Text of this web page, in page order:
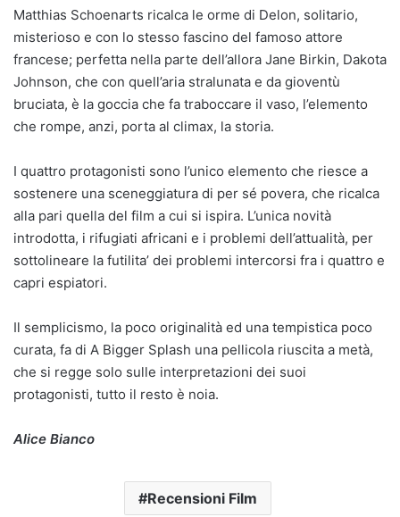
Matthias Schoenarts ricalca le orme di Delon, solitario,
misterioso e con lo stesso fascino del famoso attore
francese; perfetta nella parte dell’allora Jane Birkin, Dakota
Johnson, che con quell’aria stralunata e da gioventù
bruciata, è la goccia che fa traboccare il vaso, l’elemento
che rompe, anzi, porta al climax, la storia.
I quattro protagonisti sono l’unico elemento che riesce a
sostenere una sceneggiatura di per sé povera, che ricalca
alla pari quella del film a cui si ispira. L’unica novità
introdotta, i rifugiati africani e i problemi dell’attualità, per
sottolineare la futilita’ dei problemi intercorsi fra i quattro e
capri espiatori.
Il semplicismo, la poco originalità ed una tempistica poco
curata, fa di A Bigger Splash una pellicola riuscita a metà,
che si regge solo sulle interpretazioni dei suoi
protagonisti, tutto il resto è noia.
Alice Bianco
Recensioni Film